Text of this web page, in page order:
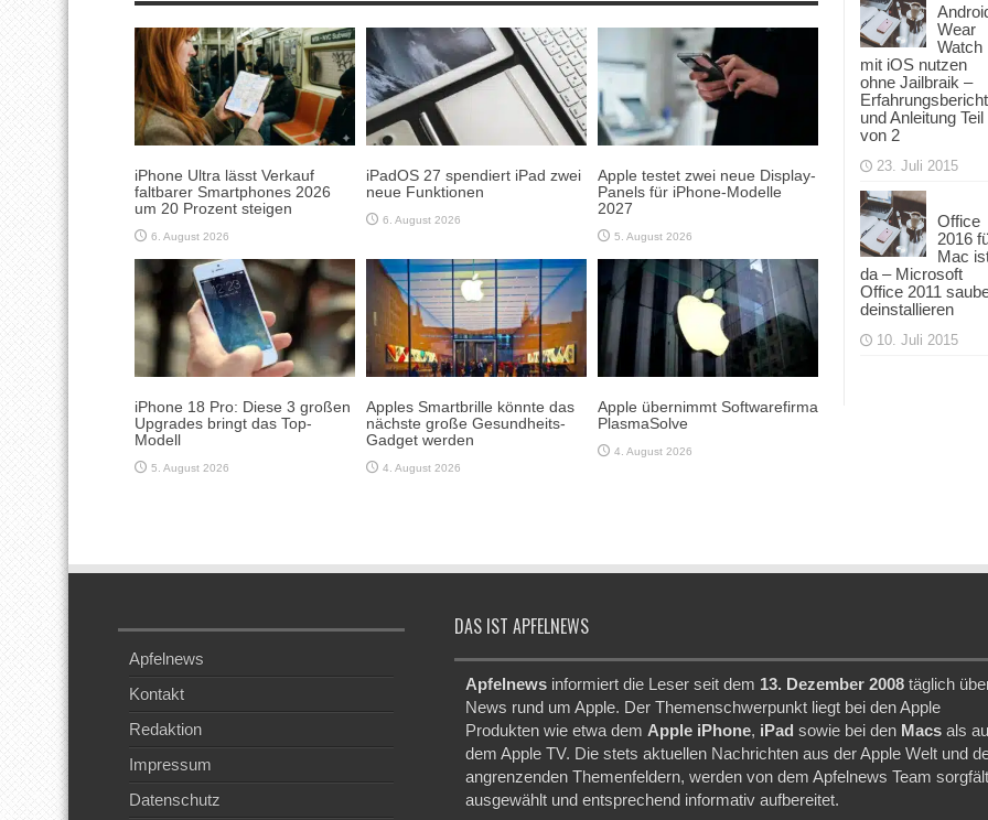
iPhone Ultra lässt Verkauf
faltbarer Smartphones 2026
um 20 Prozent steigen
6. August 2026
iPadOS 27 spendiert iPad zwei
neue Funktionen
6. August 2026
Apple testet zwei neue Display-
Panels für iPhone-Modelle
2027
5. August 2026
iPhone 18 Pro: Diese 3 großen
Upgrades bringt das Top-
Modell
5. August 2026
Apples Smartbrille könnte das
nächste große Gesundheits-
Gadget werden
4. August 2026
Apple übernimmt Softwarefirma
PlasmaSolve
4. August 2026
Wear
Watch
mit iOS nutzen
ohne Jailbraik –
Erfahrungsbericht
und Anleitung Teil
von 2
23. Juli 2015
Office
2016
Mac
da – Microsoft
Office 2011
deinstallieren
10. Juli 2015
Apfelnews
Kontakt
Redaktion
Impressum
Datenschutz
DAS IST APFELNEWS
Apfelnews informiert die Leser seit dem 13. Dezember 2008 täglich
News rund um Apple. Der Themenschwerpunkt liegt bei den Apple
Produkten wie etwa dem Apple iPhone, iPad sowie bei den Macs als
dem Apple TV. Die stets aktuellen Nachrichten aus der Apple Welt und
angrenzenden Themenfeldern, werden von dem Apfelnews Team
ausgewählt und entsprechend informativ aufbereitet.